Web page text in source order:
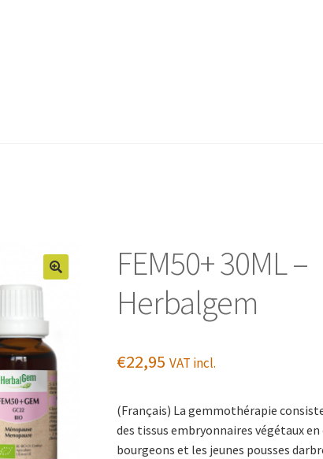
FEM50+ 30ML –
Herbalgem
€22,95 VAT incl.
(Français) La gemmothérapie
des tissus embryonnaires végétaux en
bourgeons et les jeunes pousses